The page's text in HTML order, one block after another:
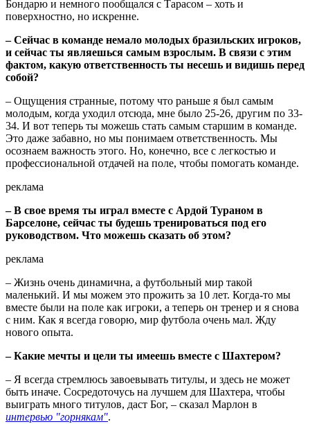
Бондарю и немного пообщался с Тарасом – хоть и
поверхностно, но искренне.
– Сейчас в команде немало молодых бразильских игроков,
и сейчас ты являешься самым взрослым. В связи с этим
фактом, какую ответственность ты несешь и видишь перед
собой?
– Ощущения странные, потому что раньше я был самым
молодым, когда уходил отсюда, мне было 25-26, другим по 33-
34. И вот теперь ты можешь стать самым старшим в команде.
Это даже забавно, но мы понимаем ответственность. Мы
осознаем важность этого. Но, конечно, все с легкостью и
профессиональной отдачей на поле, чтобы помогать команде.
реклама
– В свое время ты играл вместе с Ардой Тураном в
Барселоне, сейчас ты будешь тренироваться под его
руководством. Что можешь сказать об этом?
реклама
– Жизнь очень динамична, а футбольный мир такой
маленький. И мы можем это прожить за 10 лет. Когда-то мы
вместе были на поле как игроки, а теперь он тренер и я снова
с ним. Как я всегда говорю, мир футбола очень мал. Жду
нового опыта.
– Какие мечты и цели ты имеешь вместе с Шахтером?
– Я всегда стремлюсь завоевывать титулы, и здесь не может
быть иначе. Сосредоточусь на лучшем для Шахтера, чтобы
выиграть много титулов, даст Бог, – сказал Марлон в
интервью "горнякам".